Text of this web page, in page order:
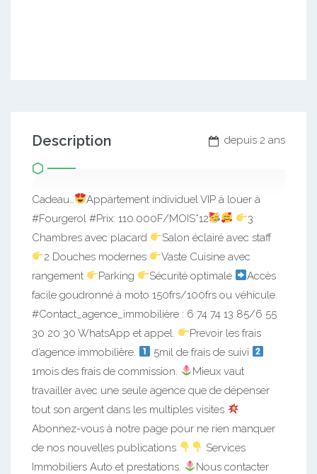
depuis 2 ans
Description
Cadeau…
Appartement individuel VIP à louer à
#Fourgerol #Prix: 110.000F/MOIS*12
3
Chambres avec placard
Salon éclairé avec staff
2 Douches modernes
Vaste Cuisine avec
rangement
Parking Sécurité optimale
Accès
facile goudronné à moto 150frs/100frs ou véhicule.
#Contact_agence_immobilière : 6 74 74 13 85/6 55
30 20 30 WhatsApp et appel.
Prevoir les frais
d’agence immobilière.
5mil de frais de suivi
1mois des frais de commission.
Mieux vaut
travailler avec une seule agence que de dépenser
tout son argent dans les multiples visites
Abonnez-vous à notre page pour ne rien manquer
de nos nouvelles publications
Services
Immobiliers Auto et prestations.
Nous contacter